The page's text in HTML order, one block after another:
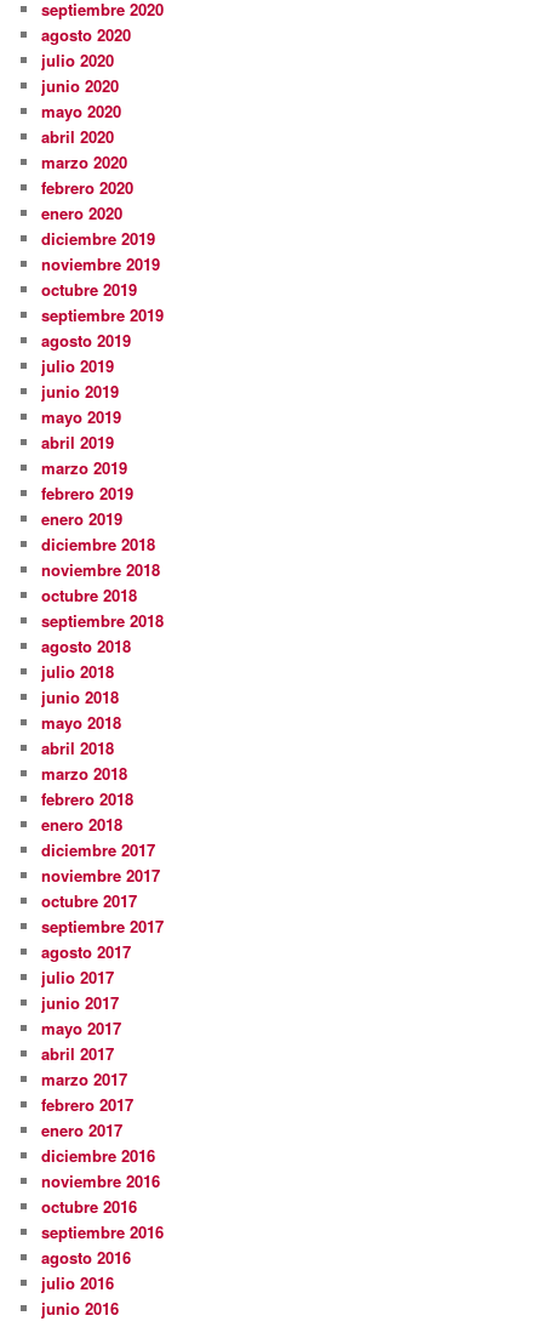
septiembre 2020
agosto 2020
julio 2020
junio 2020
mayo 2020
abril 2020
marzo 2020
febrero 2020
enero 2020
diciembre 2019
noviembre 2019
octubre 2019
septiembre 2019
agosto 2019
julio 2019
junio 2019
mayo 2019
abril 2019
marzo 2019
febrero 2019
enero 2019
diciembre 2018
noviembre 2018
octubre 2018
septiembre 2018
agosto 2018
julio 2018
junio 2018
mayo 2018
abril 2018
marzo 2018
febrero 2018
enero 2018
diciembre 2017
noviembre 2017
octubre 2017
septiembre 2017
agosto 2017
julio 2017
junio 2017
mayo 2017
abril 2017
marzo 2017
febrero 2017
enero 2017
diciembre 2016
noviembre 2016
octubre 2016
septiembre 2016
agosto 2016
julio 2016
junio 2016